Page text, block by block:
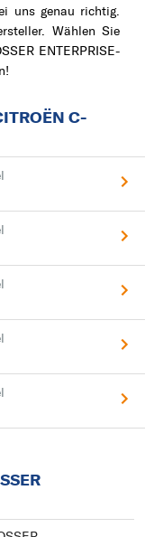
uns genau richtig.
Wählen Sie
ENTERPRISE-
C-